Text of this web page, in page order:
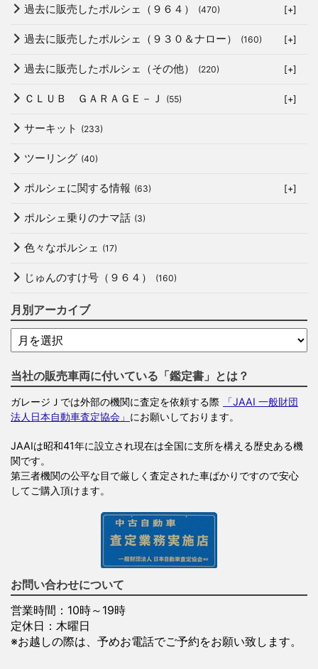
過去に販売したポルシェ（９６４） (470) [+]
過去に販売したポルシェ（９３０＆ナロー） (160) [+]
過去に販売したポルシェ（その他） (220) [+]
ＣＬＵＢ ＧＡＲＡＧＥ－Ｊ (55) [+]
サーキット (233)
ツーリング (40)
ポルシェに関する情報 (63) [+]
ポルシェ乗りのナマ話 (3)
色々なポルシェ (17)
じゅんのすけ号（９６４） (160)
月別アーカイブ
当社の販売車両に付いている「鑑定書」とは？
ガレージＪでは外部の機関に査定を依頼する際
「JAAI 一般財団
法人日本自動車査定協会」 にお願いしております。
JAAIは昭和41年に設立され現在は全国に支所を構える歴史ある機
関です。
第三者機関の公平な目で厳しく査定された車ばかりですので安心
してご購入頂けます。
お問い合わせについて
営業時間：10時～19時
定休日：木曜日
※お越しの際は、予めお電話でご予約をお願い致します。